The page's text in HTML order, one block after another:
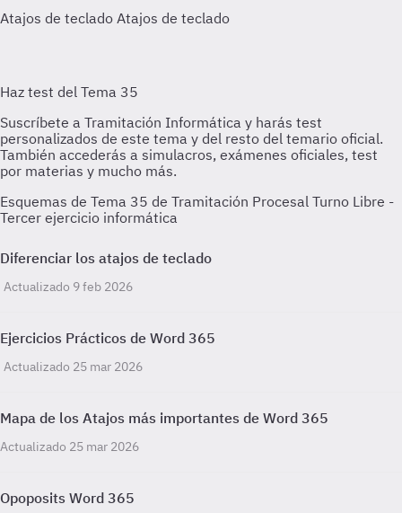
Atajos de teclado Atajos de teclado
Esquemas de Tema 35 de Tramitación Procesal Turno Libre -
Tercer ejercicio informática
Diferenciar los atajos de teclado
Actualizado 9 feb 2026
Ejercicios Prácticos de Word 365
Actualizado 25 mar 2026
Mapa de los Atajos más importantes de Word 365
Actualizado 25 mar 2026
Opoposits Word 365